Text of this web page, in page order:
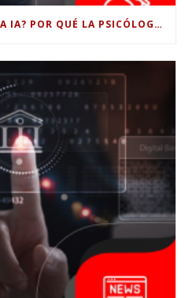
¿LE CONFÍAS TODO A LA IA? POR QUÉ LA PSICÓLOGA DICE QUE ESO PUEDE COSTARTE TUS PROPIAS HABILIDADES